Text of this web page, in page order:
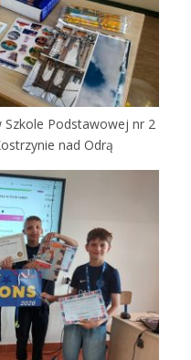
Szkole Podstawowej nr 2
nad Odrą